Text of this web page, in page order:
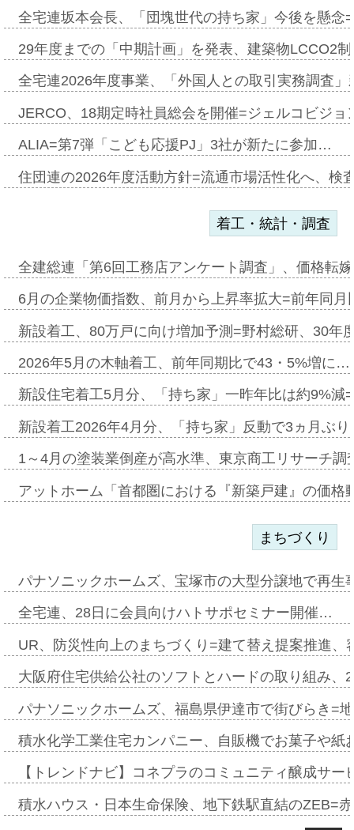
全宅連坂本会長、「団塊世代の持ち家」今後を懸
29年度までの「中期計画」を発表、建築物LCCO2
全宅連2026年度事業、「外国人との取引実務調査
JERCO、18期定時社員総会を開催=ジェルコビジ
ALIA=第7弾「こども応援PJ」3社が新たに参加…
住団連の2026年度活動方針=流通市場活性化へ、検
着工・統計・調査
全建総連「第6回工務店アンケート調査」、価格転
6月の企業物価指数、前月から上昇率拡大=前年同
新設着工、80万戸に向け増加予測=野村総研、30年
2026年5月の木軸着工、前年同期比で43・5%増に…
新設住宅着工5月分、「持ち家」一昨年比は約9%
新設着工2026年4月分、「持ち家」反動で3ヵ月ぶ
1～4月の塗装業倒産が高水準、東京商工リサーチ
アットホーム「首都圏における『新築戸建』の価
まちづくり
パナソニックホームズ、宝塚市の大型分譲地で再
全宅連、28日に会員向けハトサポセミナー開催…
UR、防災性向上のまちづくり=建て替え提案推進
大阪府住宅供給公社のソフトとハードの取り組み
パナソニックホームズ、福島県伊達市で街びらき=
積水化学工業住宅カンパニー、自販機でお菓子や
【トレンドナビ】コネプラのコミュニティ醸成サ
積水ハウス・日本生命保険、地下鉄駅直結のZEB=